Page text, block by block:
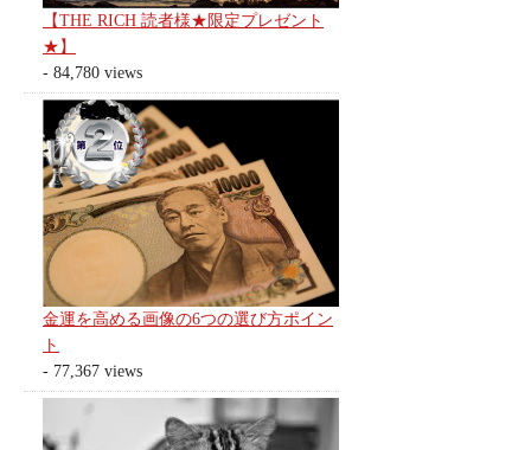
【THE RICH 読者様★限定プレゼント
★】
- 84,780 views
金運を高める画像の6つの選び方ポイン
ト
- 77,367 views